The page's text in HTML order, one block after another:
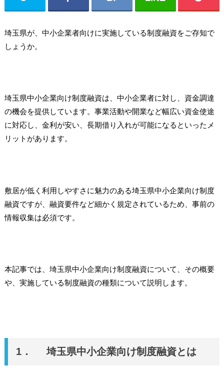
埼玉県が、中小企業者向けに実施している制度融資をご存知で
しょうか。
埼玉県中小企業向け制度融資は、中小企業者に対し、資金調達
の機会を提供しています。事業活動や開業など幅広い資金使途
に対応し、金利が安い、長期借り入れが可能になるといったメ
リットがあります。
敷居が低く利用しやすさに魅力のある埼玉県中小企業向け制度
融資ですが、融資要件など細かく規定されているため、事前の
情報収集は必須です。
本記事では、埼玉県中小企業向け制度融資について、その概要
や、実施している制度融資の種類について説明します。
1． 埼玉県中小企業向け制度融資とは